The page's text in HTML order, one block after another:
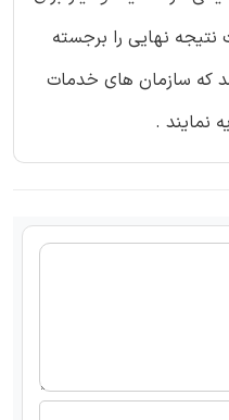
نهایی را برجسته
که سازمان های خدمات
نمایند .